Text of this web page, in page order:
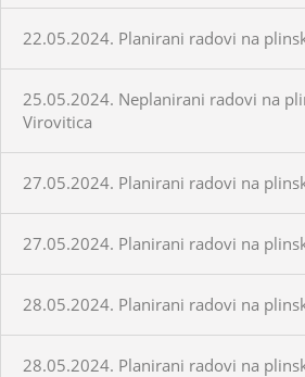
22.05.2024. Planirani radovi na
25.05.2024. Neplanirani radovi na
Virovitica
27.05.2024. Planirani radovi na
27.05.2024. Planirani radovi na
28.05.2024. Planirani radovi na
28.05.2024. Planirani radovi na